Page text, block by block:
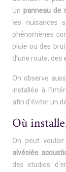
Un panneau de
les nuisances
phénomènes
pluie ou des
d’une route, des
On observe
installée à
afin d’éviter un
Où
On peut
alvéolée
des studios